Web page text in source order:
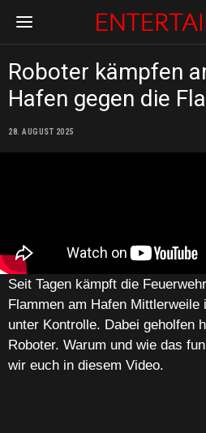
Roboter kämpfen
Hafen gegen die
28. AUGUST 2025
Seit Tagen kämpft die Feuerwehr
Flammen am Hafen Mittlerweile
unter Kontrolle. Dabei geholfen
Roboter. Warum und wie das
wir euch in diesem Video.